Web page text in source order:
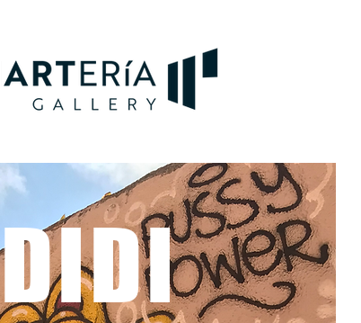
DIDI